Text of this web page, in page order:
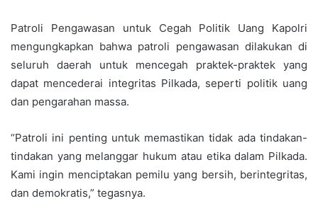
Patroli Pengawasan untuk Cegah Politik Uang Kapolri
mengungkapkan bahwa patroli pengawasan dilakukan di
seluruh daerah untuk mencegah praktek-praktek yang
dapat mencederai integritas Pilkada, seperti politik uang
dan pengarahan massa.
“Patroli ini penting untuk memastikan tidak ada tindakan-
tindakan yang melanggar hukum atau etika dalam Pilkada.
Kami ingin menciptakan pemilu yang bersih, berintegritas,
dan demokratis,” tegasnya.